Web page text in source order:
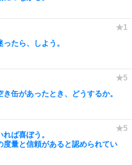
たら、しよう。
缶があったとき、どうするか。
ば喜ぼう。
度量と信頼があると認められてい